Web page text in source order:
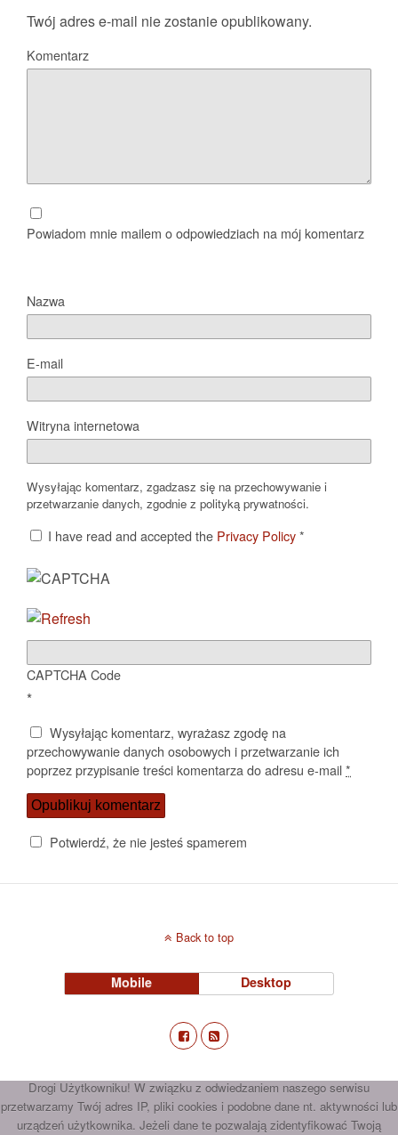
Twój adres e-mail nie zostanie opublikowany.
Komentarz
Powiadom mnie mailem o odpowiedziach na mój komentarz
Nazwa
E-mail
Witryna internetowa
Wysyłając komentarz, zgadzasz się na przechowywanie i
przetwarzanie danych, zgodnie z polityką prywatności.
I have read and accepted the Privacy Policy*
CAPTCHA Code
*
Wysyłając komentarz, wyrażasz zgodę na
przechowywanie danych osobowych i przetwarzanie ich
poprzez przypisanie treści komentarza do adresu e-mail*
Potwierdź, że nie jesteś spamerem
Back to top
Mobile Desktop
Drogi Użytkowniku! W związku z odwiedzaniem naszego serwisu
przetwarzamy Twój adres IP, pliki cookies i podobne dane nt. aktywności lub
urządzeń użytkownika. Jeżeli dane te pozwalają zidentyfikować Twoją